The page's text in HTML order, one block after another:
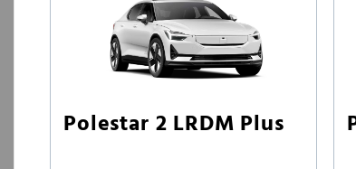
Polestar 2 LRDM Plus